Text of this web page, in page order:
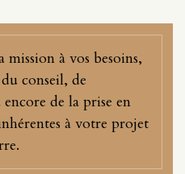
à vos besoins,
conseil, de
de la prise en
à votre projet